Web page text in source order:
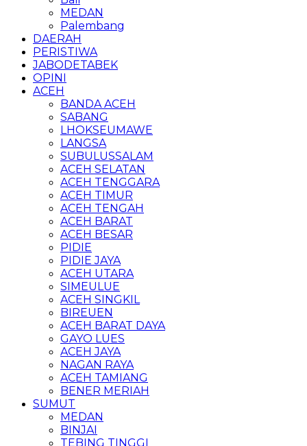
MEDAN
Palembang
DAERAH
PERISTIWA
JABODETABEK
OPINI
ACEH
BANDA ACEH
SABANG
LHOKSEUMAWE
LANGSA
SUBULUSSALAM
ACEH SELATAN
ACEH TENGGARA
ACEH TIMUR
ACEH TENGAH
ACEH BARAT
ACEH BESAR
PIDIE
PIDIE JAYA
ACEH UTARA
SIMEULUE
ACEH SINGKIL
BIREUEN
ACEH BARAT DAYA
GAYO LUES
ACEH JAYA
NAGAN RAYA
ACEH TAMIANG
BENER MERIAH
SUMUT
MEDAN
BINJAI
TEBING TINGGI